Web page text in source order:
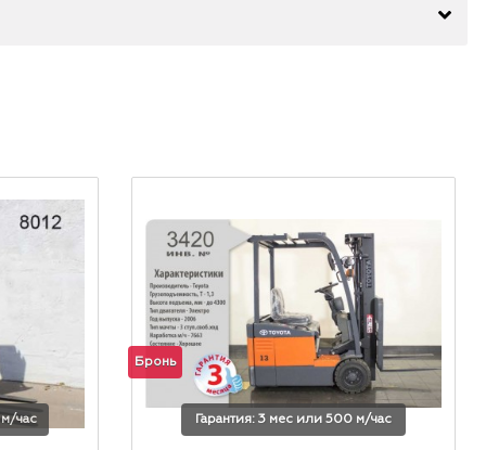
час
Бронь
Гарантия: 3 мес или 500 м/час